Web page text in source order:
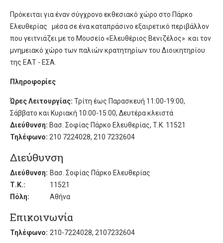
Πρόκειται για έναν σύγχρονο εκθεσιακό χώρο στο Πάρκο
Ελευθερίας μέσα σε ένα καταπράσινο εξαιρετικό περιβάλλον
που γειτνιάζει με το Μουσείο «Ελευθέριος Βενιζέλος» και τον
μνημειακό χώρο των παλιών κρατητηρίων του Διοικητηρίου
της ΕΑΤ - ΕΣΑ.
Πληροφορίες
Ώρες Λειτουργίας: Τρίτη έως Παρασκευή 11:00-19:00,
Σάββατο και Κυριακή 10:00-15:00, Δευτέρα κλειστά
Διεύθυνση: Βασ. Σοφίας Πάρκο Ελευθερίας, Τ.Κ. 11521
Τηλέφωνο: 210 7224028, 210 7232604
Διεύθυνση
Διεύθυνση: Βασ. Σοφίας Πάρκο Ελευθερίας
Τ.Κ.:
11521
Πόλη:
Αθήνα
Επικοινωνία
Τηλέφωνο: 210-7224028, 2107232604